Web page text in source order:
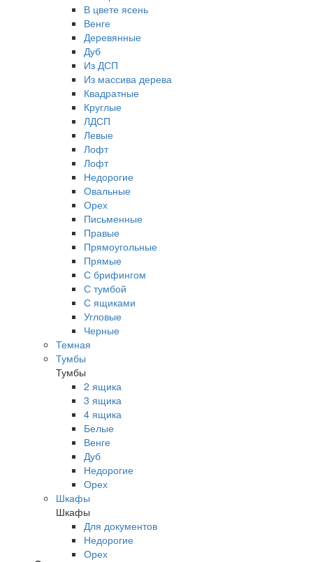
В цвете ясень
Венге
Деревянные
Дуб
Из ДСП
Из массива дерева
Квадратные
Круглые
ЛДСП
Левые
Лофт
Лофт
Недорогие
Овальные
Орех
Письменные
Правые
Прямоугольные
Прямые
С брифингом
С тумбой
С ящиками
Угловые
Черные
Темная
Тумбы
Тумбы
2 ящика
3 ящика
4 ящика
Белые
Венге
Дуб
Недорогие
Орех
Шкафы
Шкафы
Для документов
Недорогие
Орех